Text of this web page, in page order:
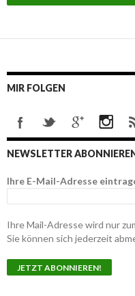
MIR FOLGEN
NEWSLETTER
Ihre E-Mail-Adresse
Ihre Mail-Adresse wird nur
Sie können sich jederzeit